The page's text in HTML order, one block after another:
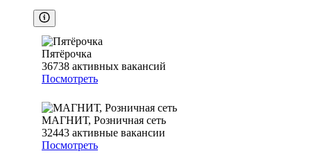
Пятёрочка
36738 активных вакансий
Посмотреть
МАГНИТ, Розничная сеть
32443 активные вакансии
Посмотреть